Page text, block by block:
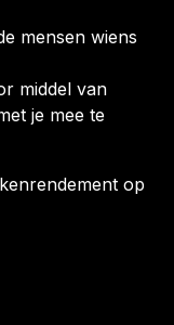
mensen wiens
middel van
je mee te
op